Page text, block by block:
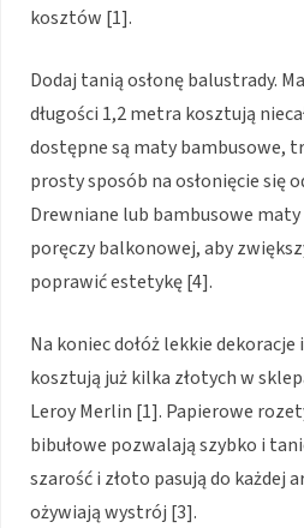
kosztów [1].
Dodaj tanią osłonę balustrady.
długości 1,2 metra kosztują
dostępne są maty bambusowe,
prosty sposób na osłonięcie się
Drewniane lub bambusowe
poręczy balkonowej, aby
poprawić estetykę [4].
Na koniec dołóż lekkie
kosztują już kilka złotych w
Leroy Merlin [1]. Papierowe
bibułowe pozwalają szybko i
szarość i złoto pasują do każdej
ożywiają wystrój [3].